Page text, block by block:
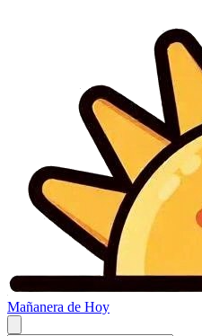
Mañanera de Hoy